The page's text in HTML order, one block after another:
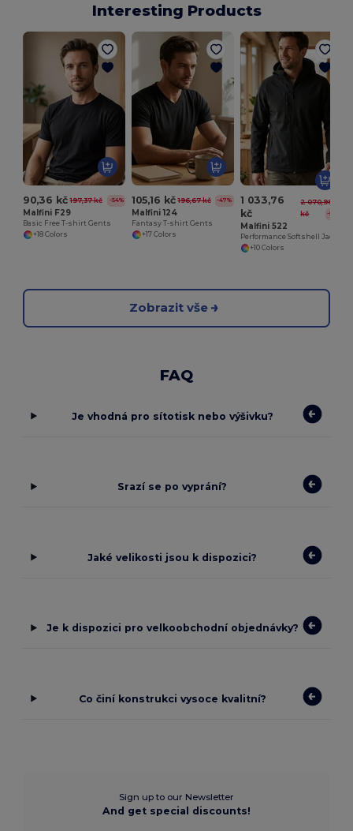
Interesting Products
90,36 kč 197,37 kč -54%
Malfini F29
Basic Free T-shirt Gents
+18 Colors
105,16 kč 196,67 kč -47%
Malfini 124
Fantasy T-shirt Gents
+17 Colors
1 033,76
kč
2 070,98
kč
-50%
Malfini 522
+10 Colors
Zobrazit vše
FAQ
Je vhodná pro sítotisk nebo výšivku?
Srazí se po vyprání?
Jaké velikosti jsou k dispozici?
Je k dispozici pro velkoobchodní objednávky?
Co činí konstrukci vysoce kvalitní?
Sign up to our Newsletter
And get special discounts!